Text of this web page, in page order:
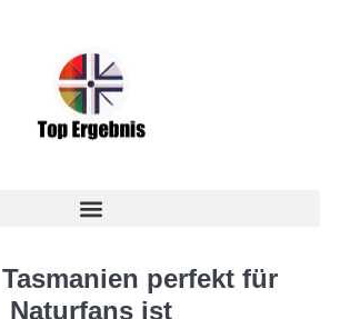
perfekt für
Naturfans ist